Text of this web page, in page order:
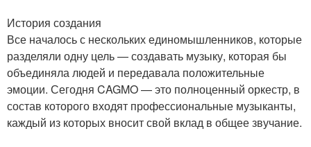
История создания
Все началось с нескольких единомышленников, которые
разделяли одну цель — создавать музыку, которая бы
объединяла людей и передавала положительные
эмоции. Сегодня CAGMO — это полноценный оркестр, в
состав которого входят профессиональные музыканты,
каждый из которых вносит свой вклад в общее звучание.